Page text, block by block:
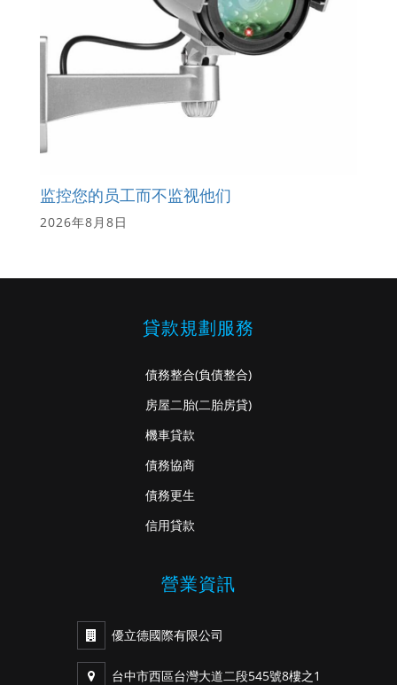
监控您的员工而不监视他们
2026年8月8日
貸款規劃服務
債務整合(負債整合)
房屋二胎(二胎房貸)
機車貸款
債務協商
債務更生
信用貸款
營業資訊
優立德國際有限公司
台中市西區台灣大道二段545號8樓之1